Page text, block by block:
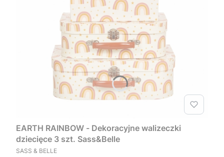
EARTH RAINBOW - Dekoracyjne walizeczki
dziecięce 3 szt. Sass&Belle
PRODUCENT
SASS & BELLE